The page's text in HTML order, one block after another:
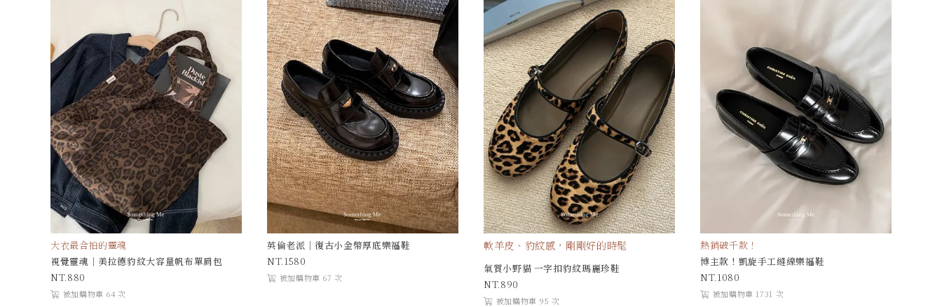
大衣最合拍的靈魂
視覺靈魂｜美拉德豹紋大容量帆布單肩包
880
被加購物車 64 次
英倫老派｜復古小金幣厚底樂福鞋
1580
被加購物車 67 次
軟羊皮、豹紋感，剛剛好的時髦
氣質小野貓 一字扣豹紋瑪麗珍鞋
890
被加購物車 95 次
熱銷破千款！
博主款！凱旋手工縫線樂福鞋
1080
被加購物車 1731 次